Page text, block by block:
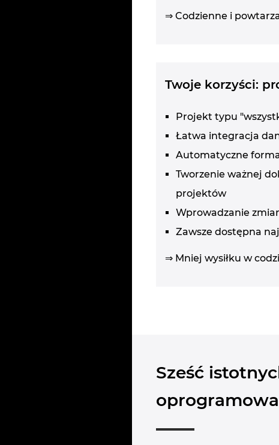
⇒ Codzienne i
Twoje korzyści:
Projekt typu
Łatwa integracja
Automatyczne
Tworzenie ważnej
projektów
Wprowadzanie
Zawsze dostępna
⇒ Mniej wysiłku w
Sześć